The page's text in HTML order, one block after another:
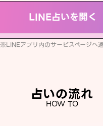
LINE占いを開く
※LINEアプリ内のサービスページへ
占いの流れ
HOW TO